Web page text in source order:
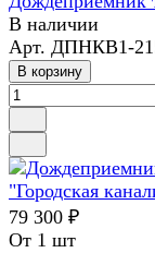
В наличии
Арт. ДПНКВ1-
В корзину
79 300 ₽
От 1 шт